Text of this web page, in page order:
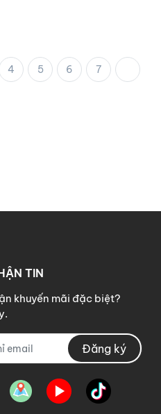
4 5 6 7
TIN
khuyến mãi đặc biệt?
Đăng ký